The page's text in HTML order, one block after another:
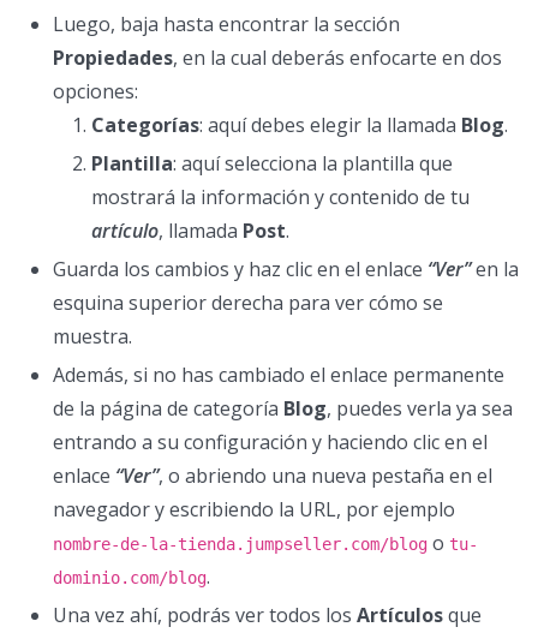
Luego, baja hasta encontrar la sección
Propiedades, en la cual deberás enfocarte en dos
opciones:
Categorías: aquí debes elegir la llamada Blog.
Plantilla: aquí selecciona la plantilla que
mostrará la información y contenido de tu
artículo, llamada Post.
Guarda los cambios y haz clic en el enlace “Ver”en la
esquina superior derecha para ver cómo se
muestra.
Además, si no has cambiado el enlace permanente
de la página de categoría Blog, puedes verla ya sea
entrando a su configuración y haciendo clic en el
enlace “Ver”, o abriendo una nueva pestaña en el
navegador y escribiendo la URL, por ejemplo
nombre-de-la-tienda.jumpseller.com/blog o tu-
dominio.com/blog.
Una vez ahí, podrás ver todos los Artículosque